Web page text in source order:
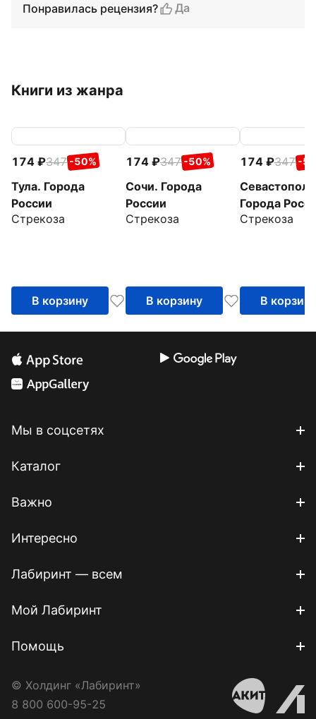
Понравилась рецензия?
Да
Книги из жанра
174 347 -50%
Тула. Города
России
Стрекоза
В корзину
174 347 -50%
Сочи. Города
России
Стрекоза
В корзину
174 347 -
Города
Стрекоза
В корзину
Мы в соцсетях
Каталог
Важно
Интересно
Лабиринт — всем
Мой Лабиринт
Помощь
© Холдинг «Лабиринт»
8 800 600-95-25